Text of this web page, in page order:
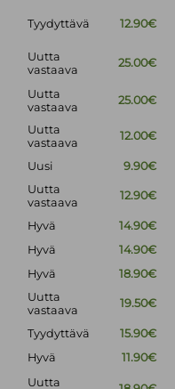
Tyydyttävä 12.90€
Uutta
vastaava
25.00€
Uutta
vastaava
25.00€
Uutta
vastaava
12.00€
Uusi 9.90€
Uutta
vastaava
12.90€
Hyvä
14.90€
Hyvä
14.90€
Hyvä 18.90€
Uutta
vastaava
19.50€
Tyydyttävä
15.90€
Hyvä
11.90€
Uutta